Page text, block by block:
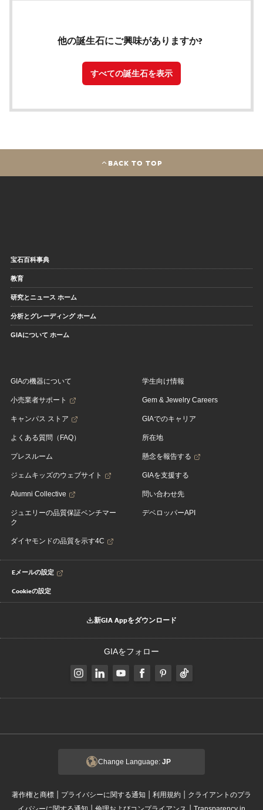
他の誕生石にご興味がありますか?
すべての誕生石を表示
BACK TO TOP
宝石百科事典
教育
研究とニュース ホーム
分析とグレーディング ホーム
GIAについて ホーム
GIAの機器について
小売業者サポート
キャンパス ストア
よくある質問（FAQ）
プレスルーム
ジェムキッズのウェブサイト
Alumni Collective
ジュエリーの品質保証ベンチマー
ク
ダイヤモンドの品質を示す4C
学生向け情報
Gem & Jewelry Careers
GIAでのキャリア
所在地
懸念を報告する
GIAを支援する
問い合わせ先
デベロッパーAPI
Eメールの設定
Cookieの設定
新GIA Appをダウンロード
GIAをフォロー
Change Language: JP
著作権と商標 | プライバシーに関する通知 | 利用規約 | クライアントのプラ